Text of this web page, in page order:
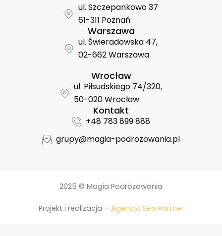
ul. Szczepankowo 37
61-311 Poznań
Warszawa
ul. Świeradowska 47,
02-662 Warszawa
Wrocław
ul. Piłsudskiego 74/320,
50-020 Wrocław
Kontakt
+48 783 899 888
grupy@magia-podrozowania.pl
2025 © Magia Podróżowania
Projekt i realizacja – Agencja Seo Partner